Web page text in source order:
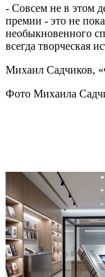
- Совсем не в этом
премии - это не
необыкновенного
всегда творческая
Михаил Садчиков,
Фото Михаила